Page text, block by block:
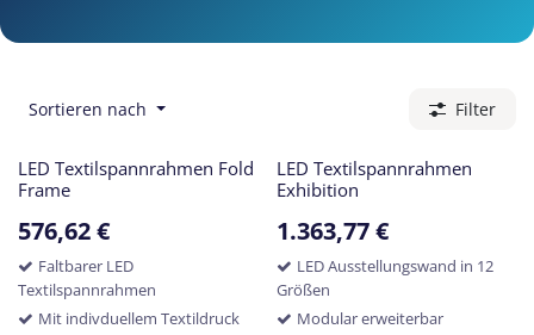
Sortieren nach Filter
LED Textilspannrahmen Fold
Frame
576,62€
Faltbarer LED
Textilspannrahmen
Mit indivduellem Textildruck
LED Textilspannrahmen
Exhibition
1.363,77€
LED Ausstellungswand in 12
Größen
Modular erweiterbar